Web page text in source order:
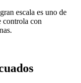
escala es uno de
controla con